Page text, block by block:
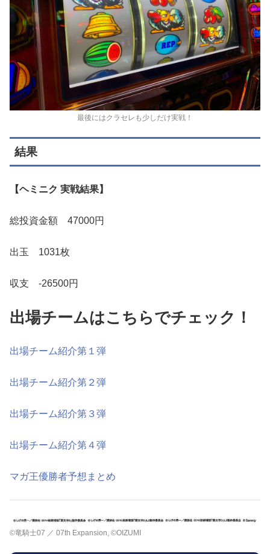
最後にはクラセレも少しだけ実戦！
結果
【ヘミニク 実戦結果】
総投資金額 47000円
出玉 1031枚
収支 -26500円
出場チームはこちらでチェック！
出場チーム紹介第１弾
出場チーム紹介第２弾
出場チーム紹介第３弾
出場チーム紹介第４弾
マガ王優勝者予想まとめ
©竜騎士07 ／ 07th Expansion, ©OIZUMI